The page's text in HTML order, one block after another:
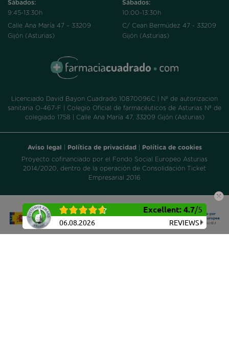
Excellent: 4.7/5
06.08.2026 REVIEWS
Sábados:
9:45-13:30h
Calle Ana María 47 – 33209
Gijón (Asturias)
Sábados:
10:00-13:30h
C/ Cean Bermúdez 47 - 33209
Gijón (Asturias)
Licenciado David Bayon Cuadrado 10870096C | Nº de autorizacion
sanitaria O-467-F | Colegio Oficial de farmacéuticos de Asturias Nº de
colegiado 1758 | Calle Ana María 47, 33209 Gijón (Asturias)
Aviso legal Política de privacidad
Política de cookies
Proyecto cofinanciado por el Fondo Social Europeo Asturias
2014/2020, dentro de la operación de Consolidación Ticket
Empresarial 2016